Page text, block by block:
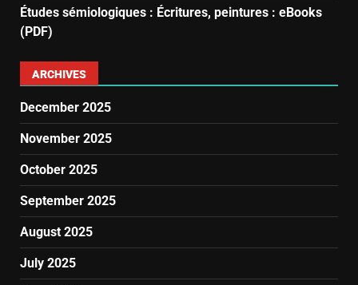
Études sémiologiques : Écritures, peintures : eBooks
(PDF)
ARCHIVES
December 2025
November 2025
October 2025
September 2025
August 2025
July 2025